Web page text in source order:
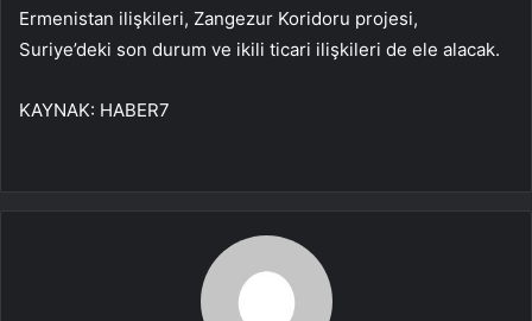
Ermenistan ilişkileri, Zangezur Koridoru projesi,
Suriye’deki son durum ve ikili ticari ilişkileri de ele alacak.
KAYNAK: HABER7